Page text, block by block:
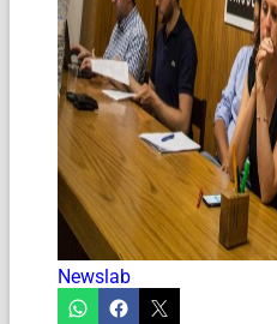
Newslab